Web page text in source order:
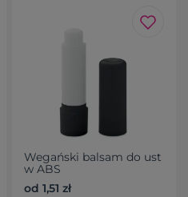
Wegański balsam do ust
w ABS
od 1,51 zł